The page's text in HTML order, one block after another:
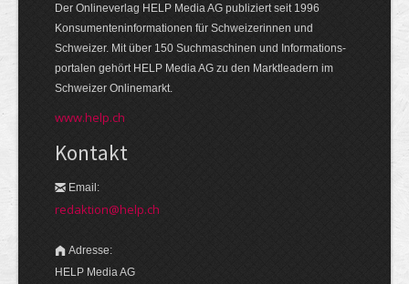
Der Onlineverlag HELP Media AG publiziert seit 1996
Konsumenten­informationen für Schweizerinnen und
Schweizer. Mit über 150 Suchmaschinen und Informations­
portalen gehört HELP Media AG zu den Markt­leadern im
Schweizer Onlinemarkt.
www.help.ch
Kontakt
Email:
redaktion@help.ch
Adresse:
HELP Media AG